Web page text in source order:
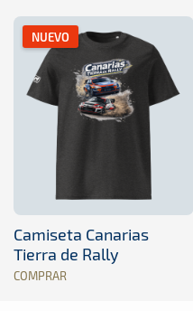
NUEVO
Camiseta Canarias
Tierra de Rally
COMPRAR